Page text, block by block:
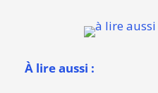
À lire aussi :